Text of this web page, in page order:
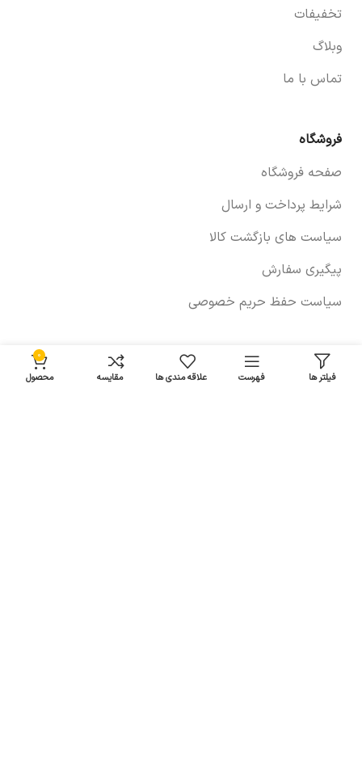
تخفیفات
وبلاگ
تماس با ما
فروشگاه
صفحه فروشگاه
شرایط پرداخت و ارسال
سیاست های بازگشت کالا
پیگیری سفارش
سیاست حفظ حریم خصوصی
خودروها
فیلتر ها فهرست علاقه مندی ها مقایسه
0
محصول